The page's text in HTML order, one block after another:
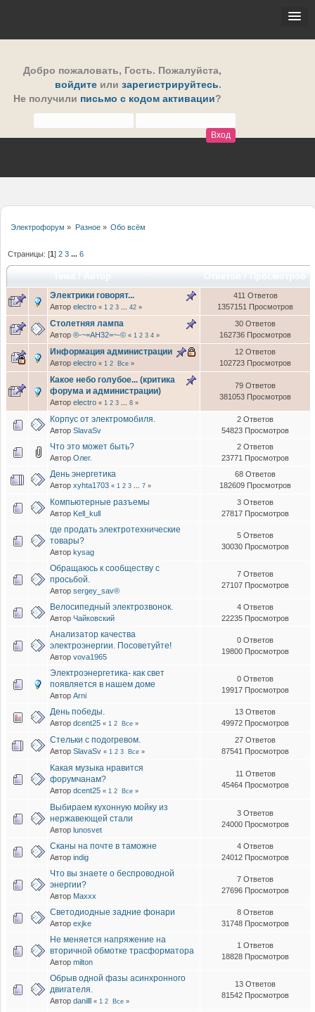
Добро пожаловать, Гость. Пожалуйста,
войдите или зарегистрируйтесь.
Не получили письмо с кодом активации?
Электрофорум » Разное» Обо всём
Страницы: [1]2 3 ...6
Электрики говорят...
Автор electro « 1 2 3 42 »
411 Ответов
1357151 Просмотров
Столетняя лампа
Автор ®-~=АН32=~-© « 1 2 3 4 »
30 Ответов
162736 Просмотров
Информация администрации
Автор electro « 1 2 Все »
12 Ответов
102723 Просмотров
Какое небо голубое... (критика
форума и администрации)
Автор electro « 1 2 3 8 »
79 Ответов
381053 Просмотров
Корпус от электромобиля.
Автор SlavaSv
2 Ответов
54823 Просмотров
Что это может быть?
Автор Олег.
2 Ответов
23771 Просмотров
День энергетика
Автор xyhta1703 « 1 2 3 7 »
68 Ответов
182609 Просмотров
Компьютерные разъемы
Автор Kell_kull
3 Ответов
27817 Просмотров
где продать электротехнические
товары?
Автор kysag
5 Ответов
30030 Просмотров
Обращаюсь к сообществу с
просьбой.
Автор sergey_sav®
7 Ответов
27107 Просмотров
Велосипедный электрозвонок.
Автор Чайковский
4 Ответов
22235 Просмотров
Анализатор качества
электроэнергии. Посоветуйте!
Автор vova1965
0 Ответов
19800 Просмотров
Электроэнергетика- как свет
появляется в нашем доме
Автор Arni
0 Ответов
19917 Просмотров
День победы.
Автор dcent25 « 1 2 Все »
13 Ответов
49972 Просмотров
Стельки с подогревом.
Автор SlavaSv « 1 2 3 Все »
27 Ответов
87541 Просмотров
Какая музыка нравится
форумчанам?
Автор dcent25 « 1 2 Все »
11 Ответов
45464 Просмотров
Выбираем кухонную мойку из
нержавеющей стали
Автор lunosvet
3 Ответов
24000 Просмотров
Сканы на почте в таможне
Автор indig
4 Ответов
24012 Просмотров
Что вы знаете о беспроводной
энергии?
Автор Maxxx
7 Ответов
27696 Просмотров
Светодиодные задние фонари
Автор exjke
8 Ответов
31748 Просмотров
Не меняется напряжение на
вторичной обмотке трасформатора
Автор milton
1 Ответов
18828 Просмотров
Обрыв одной фазы асинхронного
двигателя.
Автор danilll « 1 2 Все »
13 Ответов
81542 Просмотров